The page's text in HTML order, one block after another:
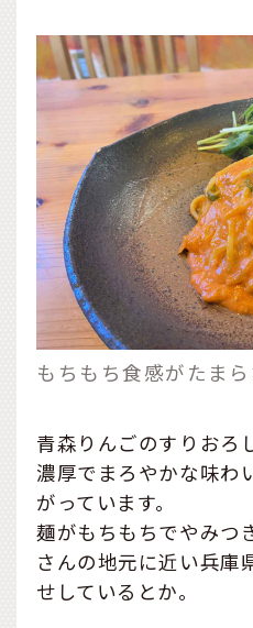
もちもち食感がたま
青森りんごのすりおろ
濃厚でまろやかな味わ
がっています。
麺がもちもちでやみつ
さんの地元に近い兵庫
せしているとか。